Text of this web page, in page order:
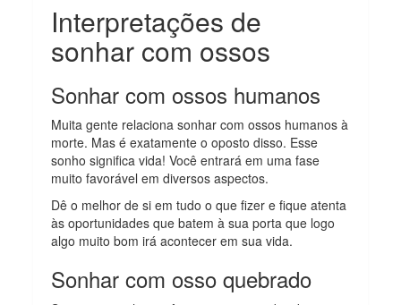
Interpretações de
sonhar com ossos
Sonhar com ossos humanos
Muita gente relaciona sonhar com ossos humanos à
morte. Mas é exatamente o oposto disso. Esse
sonho significa vida! Você entrará em uma fase
muito favorável em diversos aspectos.
Dê o melhor de si em tudo o que fizer e fique atenta
às oportunidades que batem à sua porta que logo
algo muito bom irá acontecer em sua vida.
Sonhar com osso quebrado